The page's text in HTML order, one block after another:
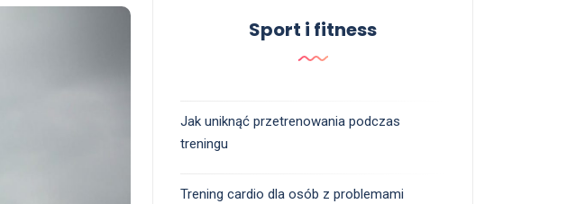
Sport i fitness
Jak uniknąć przetrenowania podczas
treningu
Trening cardio dla osób z problemami